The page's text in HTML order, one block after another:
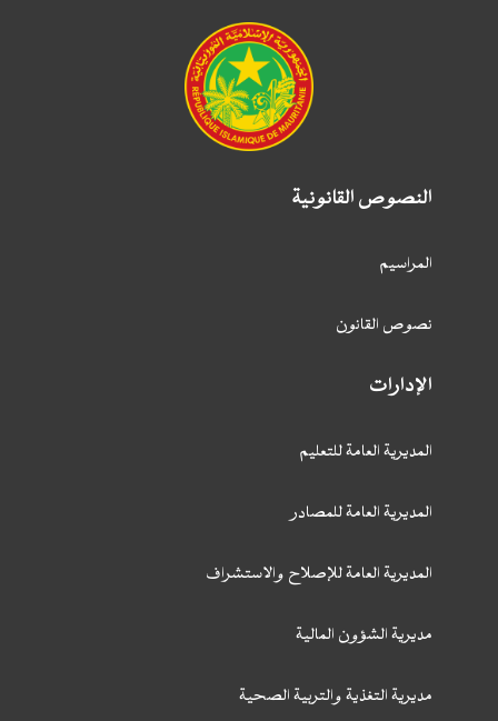
النصوص القانونية
المراسيم
نصوص القانون
الإدارات
المديرية العامة للتعليم
المديرية العامة للمصادر
المديرية العامة للإصلاح والاستشراف
مديرية الشؤون المالية
مديرية التغذية والتربية الصحية